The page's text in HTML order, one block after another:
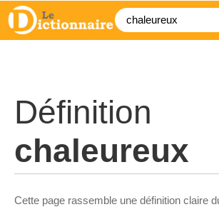
Définition
chaleureux
Cette page rassemble une définition claire